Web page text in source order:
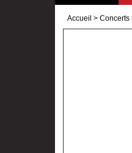
Accueil > Concerts